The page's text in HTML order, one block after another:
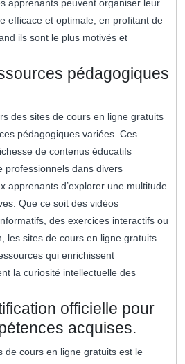
apprenants peuvent organiser leur
efficace et optimale, en profitant de
ils sont le plus motivés et
pédagogiques
des sites de cours en ligne gratuits
pédagogiques variées. Ces
de contenus éducatifs
professionnels dans divers
apprenants d’explorer une multitude
Que ce soit des vidéos
des exercices interactifs ou
les sites de cours en ligne gratuits
qui enrichissent
la curiosité intellectuelle des
officielle pour
acquises.
de cours en ligne gratuits est le